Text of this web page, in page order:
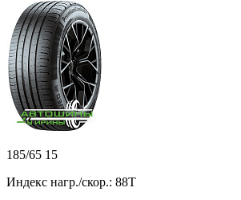
185/65 15
Индекс нагр./скор.: 88T